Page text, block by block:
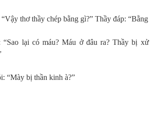
thơ thầy chép bằng gì?” Thầy đáp: “Bằng
“Sao lại có máu? Máu ở đâu ra? Thầy bị
“Mày bị thần kinh à?”